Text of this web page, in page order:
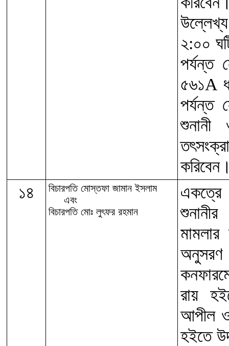
২:০০
পর্যন্ত
৫৬১A
পর্যন্ত
শুনানী
১৪
বিচারপতি মোস্তফা জামান ইসলাম
এবং
বিচারপতি মোঃ লুৎফর রহমান
একত্রে
রায়
আপীল
হইতে